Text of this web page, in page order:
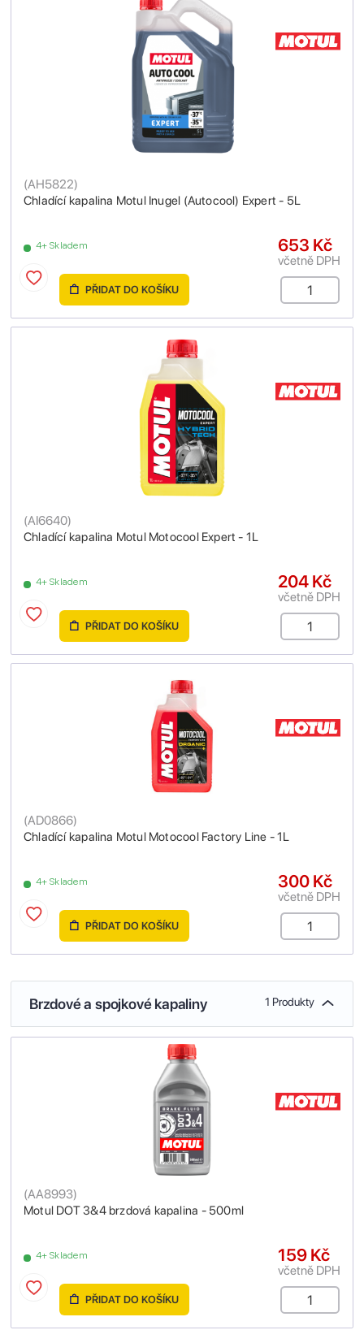
Chladící kapalina Motul Inugel (Autocool) Expert - 5L
(AH5822)
4+ Skladem 653 Kč
včetně DPH
PŘIDAT DO KOŠÍKU
Chladící kapalina Motul Motocool Expert - 1L
(AI6640)
4+ Skladem 204 Kč
včetně DPH
PŘIDAT DO KOŠÍKU
Chladící kapalina Motul Motocool Factory Line - 1L
(AD0866)
4+ Skladem 300 Kč
včetně DPH
PŘIDAT DO KOŠÍKU
Brzdové a spojkové kapaliny 1 Produkty
Motul DOT 3&4 brzdová kapalina - 500ml
(AA8993)
4+ Skladem 159 Kč
včetně DPH
PŘIDAT DO KOŠÍKU